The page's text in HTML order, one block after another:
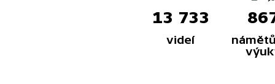
13 733
videí